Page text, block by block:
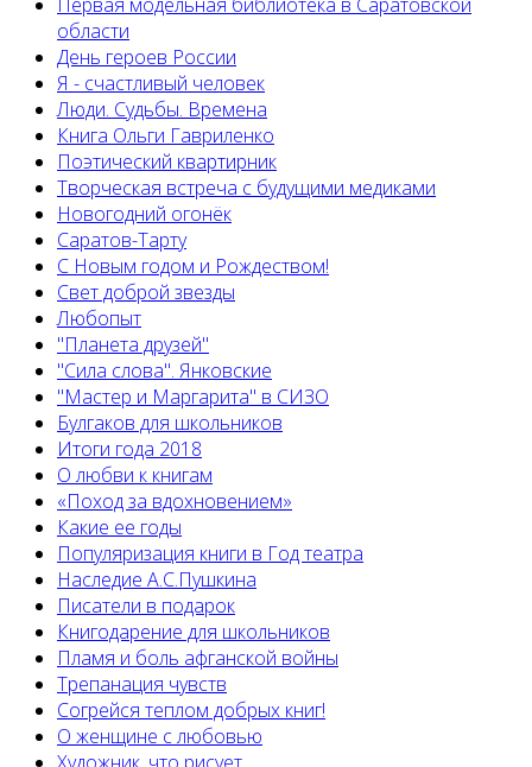
области
День героев России
Я - счастливый человек
Люди. Судьбы. Времена
Книга Ольги Гавриленко
Поэтический квартирник
Творческая встреча с будущими медиками
Новогодний огонёк
Саратов-Тарту
С Новым годом и Рождеством!
Свет доброй звезды
Любопыт
"Планета друзей"
"Сила слова". Янковские
"Мастер и Маргарита" в СИЗО
Булгаков для школьников
Итоги года 2018
О любви к книгам
«Поход за вдохновением»
Какие ее годы
Популяризация книги в Год театра
Наследие А.С.Пушкина
Писатели в подарок
Книгодарение для школьников
Пламя и боль афганской войны
Трепанация чувств
Согрейся теплом добрых книг!
О женщине с любовью